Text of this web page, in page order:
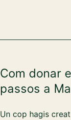
Com donar
passos a
Un cop hagis